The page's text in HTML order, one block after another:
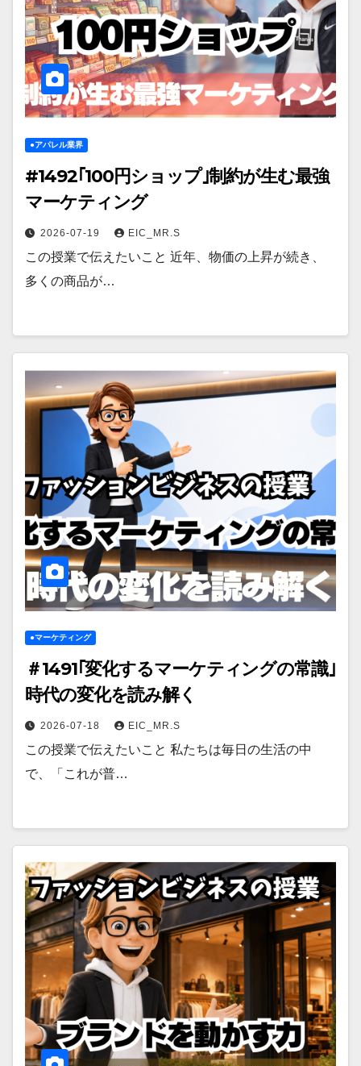
●アパレル業界
#1492｢100円ショップ｣制約が生む最強
マーケティング
2026-07-19 EIC_MR.S
この授業で伝えたいこと 近年、物価の上昇が続き、
多くの商品が…
●マーケティング
＃1491｢変化するマーケティングの常識｣
時代の変化を読み解く
2026-07-18 EIC_MR.S
この授業で伝えたいこと 私たちは毎日の生活の中
で、「これが普…